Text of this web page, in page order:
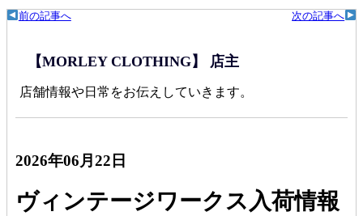
次の記事へ
前の記事へ
【MORLEY CLOTHING】 店主
店舗情報や日常をお伝えしていきます。
2026年06月22日
ヴィンテージワークス入荷情報